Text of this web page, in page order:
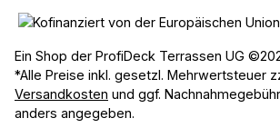
Ein Shop der ProfiDeck Terrassen UG
*Alle Preise inkl. gesetzl. Mehrwertsteuer
Versandkosten und ggf.
anders angegeben.